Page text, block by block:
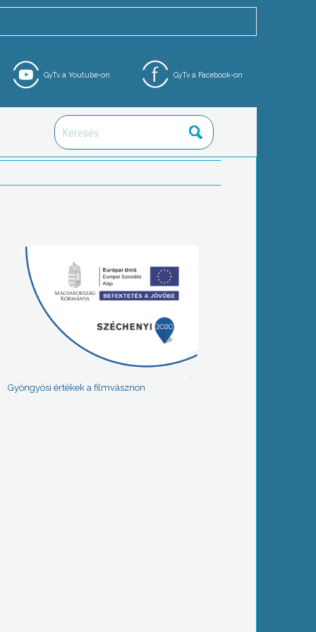
GyTv a Facebook-on
GyTv a Youtube-on
Gyöngyösi értékek a filmvásznon